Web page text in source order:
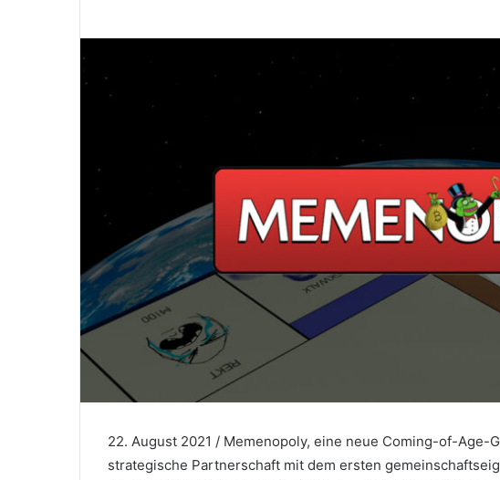
22. August 2021 / Memenopoly, eine neue Coming-of-Age-
strategische Partnerschaft mit dem ersten